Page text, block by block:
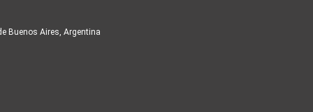
Buenos Aires, Argentina